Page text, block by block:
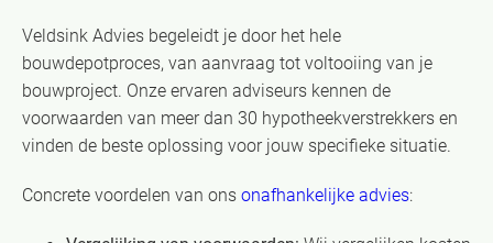
Veldsink Advies begeleidt je door het hele
bouwdepotproces, van aanvraag tot voltooiing van je
bouwproject. Onze ervaren adviseurs kennen de
voorwaarden van meer dan 30 hypotheekverstrekkers en
vinden de beste oplossing voor jouw specifieke situatie.
Concrete voordelen van ons onafhankelijke advies: